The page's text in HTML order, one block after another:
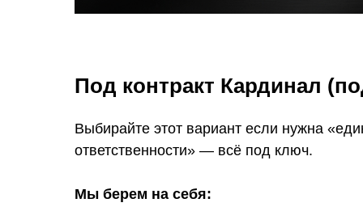
Под контракт Кардинал
Выбирайте этот вариант если нужна
ответственности» — всё под ключ.
Мы берем на себя: